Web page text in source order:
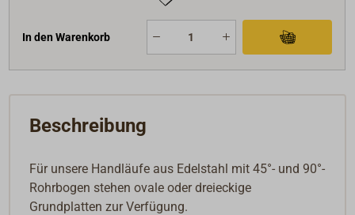
In den Warenkorb
Beschreibung
Für unsere Handläufe aus Edelstahl mit 45°- und 90°-
Rohrbogen stehen ovale oder dreieckige
Grundplatten zur Verfügung.